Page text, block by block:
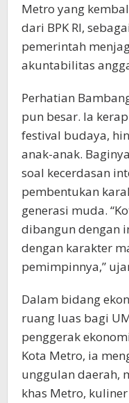
Metro yang
dari BPK RI,
pemerintah
akuntabilitas
Perhatian
pun besar. Ia
festival budaya,
anak-anak.
soal kecerdasan
pembentukan
generasi muda.
dibangun dengan
dengan karakter
pemimpinnya,”
Dalam bidang
ruang luas bagi
penggerak
Kota Metro, ia
unggulan daerah,
khas Metro,